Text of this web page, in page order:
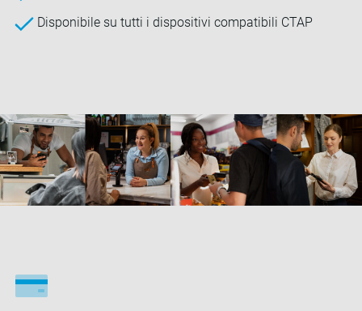
Disponibile su tutti i dispositivi compatibili CTAP